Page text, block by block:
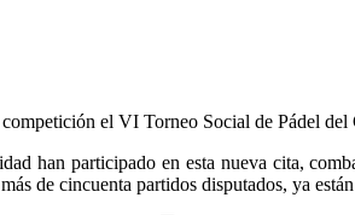
competición el VI Torneo Social de Pádel
han participado en esta nueva cita,
de cincuenta partidos disputados, ya